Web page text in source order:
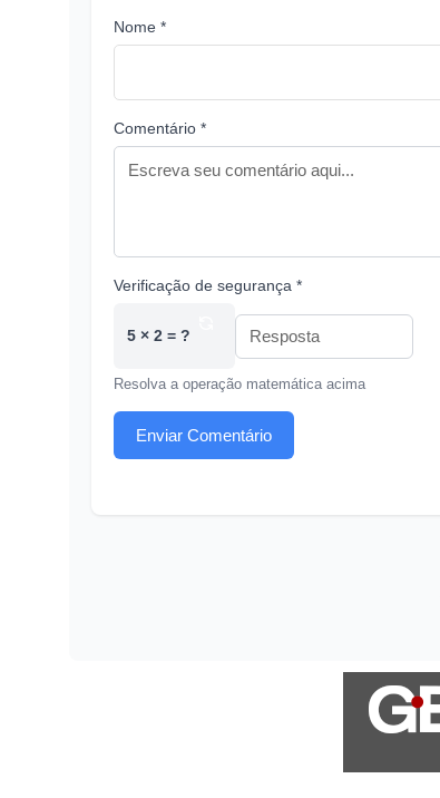
Nome *
Comentário *
Verificação de segurança *
5 × 2 = ?
Resolva a operação matemática acima
Enviar Comentário